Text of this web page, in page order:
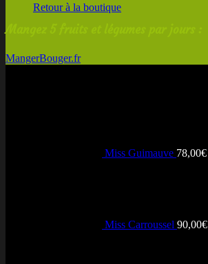
Retour à la boutique
MangerBouger.fr
Miss Guimauve 78,00€
Miss Carroussel 90,00€